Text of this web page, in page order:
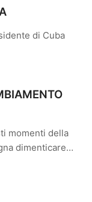
di Cuba
momenti della
dimenticare…